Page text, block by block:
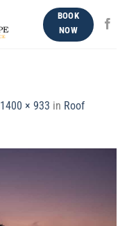
BOOK
NOW
1400 × 933 in Roof